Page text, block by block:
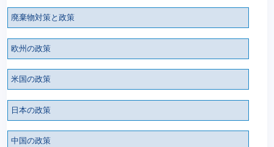
廃棄物対策と政策
欧州の政策
米国の政策
日本の政策
中国の政策